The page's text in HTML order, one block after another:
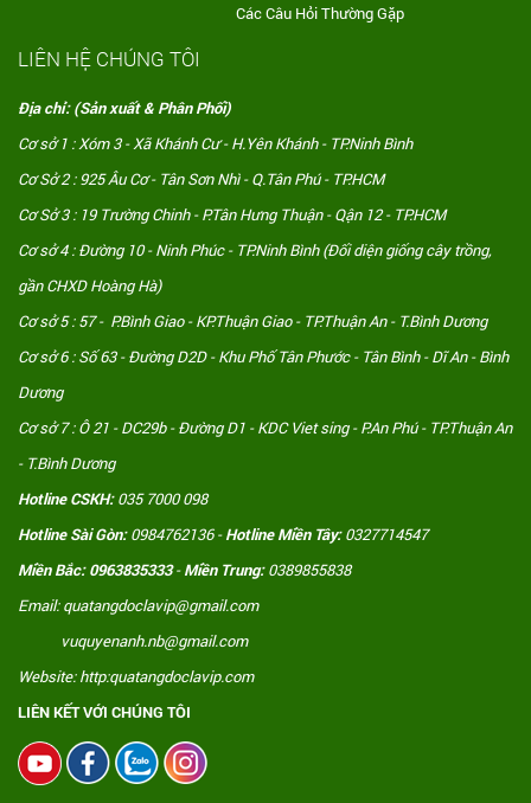
Các Câu Hỏi Thường Gặp
LIÊN HỆ CHÚNG TÔI
Địa chỉ: (Sản xuất & Phân Phối)
Cơ sở 1 : Xóm 3 - Xã Khánh Cư - H.Yên Khánh - TP.Ninh Bình
Cơ Sở 2 : 925 Âu Cơ - Tân Sơn Nhì - Q.Tân Phú - TP.HCM
Cơ Sở 3 : 19 Trường Chinh - P.Tân Hưng Thuận - Qận 12 - TP.HCM
Cơ sở 4 : Đường 10 - Ninh Phúc - TP.Ninh Bình (Đối diện giống cây trồng,
gần CHXD Hoàng Hà)
Cơ sở 5 : 57 - P.Bình Giao - KP.Thuận Giao - TP.Thuận An - T.Bình Dương
Cơ sở 6 : Số 63 - Đường D2D - Khu Phố Tân Phước - Tân Bình - Dĩ An - Bình
Dương
Cơ sở 7 : Ô 21 - DC29b - Đường D1 - KDC Viet sing - P.An Phú - TP.Thuận An
- T.Bình Dương
Hotline CSKH:035 7000 098
Hotline Sài Gòn:0984762136 -Hotline Miền Tây:0327714547
Miền Bắc: 0963835333-Miền Trung:0389855838
Email: quatangdoclavip@gmail.com
vuquyenanh.nb@gmail.com
Website: http:quatangdoclavip.com
LIÊN KẾT VỚI CHÚNG TÔI